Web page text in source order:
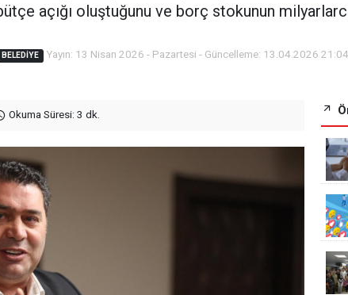
açığı oluştuğunu ve borç stokunun
BELEDIYE Yayın: 13 Nisan 2026 - Pazartesi - Güncelleme: 13.04.2026
Okuma Süresi: 3 dk.